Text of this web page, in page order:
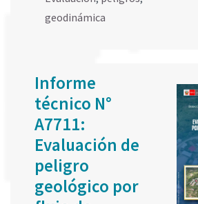
geodinámica
Informe
técnico N°
A7711:
Evaluación de
peligro
geológico por